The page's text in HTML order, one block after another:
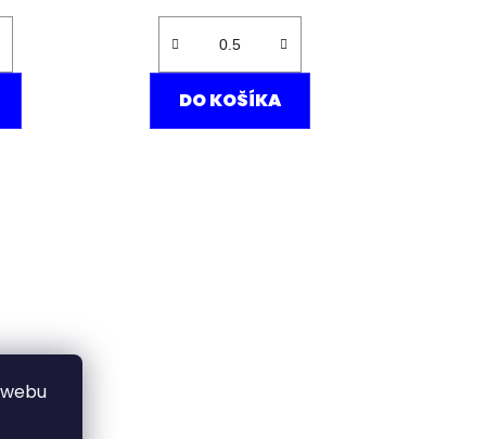
DO KOŠÍKA